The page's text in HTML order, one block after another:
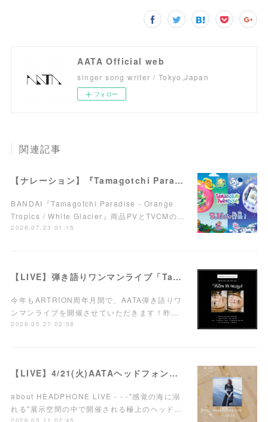
AATA Official web
singer song writer / Tokyo,Japan
フォロー
関連記事
【ナレーション】『Tamagotchi Paradise - Orange Tropics / White Glacier』商品PV／TVCM
BANDAI『Tamagotchi Paradise - Orange
Tropics / White Glacier』商品PVとTVCMの…
2026.07.23 01:15
【LIVE】弾き語りワンマンライブ「Take it easy!」7/15(水)西荻窪ARTRIONにて開催！
今年もARTRION周年月間で、AATA弾き語りワ
ンマンライブを開催させていただきます！昨…
2026.05.27 02:58
【LIVE】4/21(火)AATAヘッドフォンワンマンライブ開催！
about HEADPHONE LIVE - - -"感覚の海に溺
れる"展示空間の中で開催される極上のヘッド…